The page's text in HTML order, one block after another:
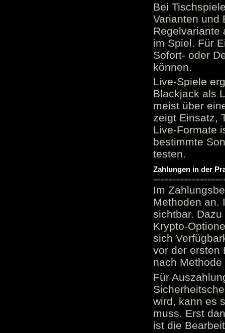
Bei
Varianten und
Regelvariante
im Spiel. Für
Sofort- oder
können.
Live-Spiele
Blackjack als
meist über
zeigt Einsatz,
Live-Formate
bestimmte
testen.
Zahlungen in der
Im
Methoden an.
sichtbar.
Krypto-
sich
vor der ersten
nach
Für
wird, kann es
muss. Erst
ist die